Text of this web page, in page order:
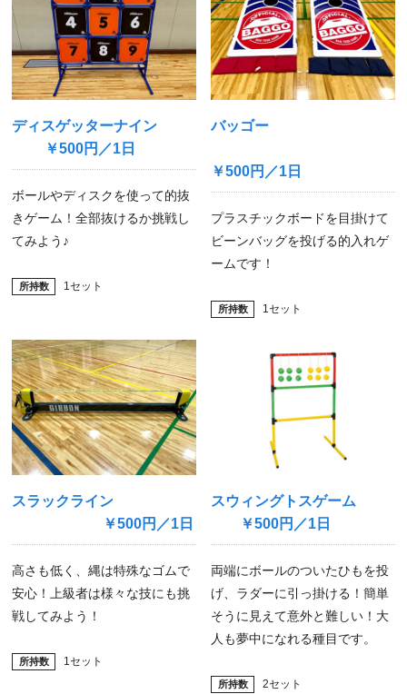
所持数
所持数
ディスゲッターナイン
￥500円／1日
ボールやディスクを使って的抜
きゲーム！全部抜けるか挑戦し
てみよう♪
1セット
バッゴー
￥500円／1日
プラスチックボードを目掛けて
ビーンバッグを投げる的入れゲ
ームです！
所持数
1セット
スラックライン
￥500円／1日
高さも低く、縄は特殊なゴムで
安心！上級者は様々な技にも挑
戦してみよう！
1セット
スウィングトスゲーム
￥500円／1日
両端にボールのついたひもを投
げ、ラダーに引っ掛ける！簡単
そうに見えて意外と難しい！大
人も夢中になれる種目です。
2セット